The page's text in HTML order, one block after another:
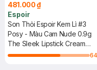
481.000 ₫
Espoir
Son Thỏi Espoir Kem Lì #3
Posy - Màu Cam Nude 0.9g
The Sleek Lipstick Cream
Matte
64